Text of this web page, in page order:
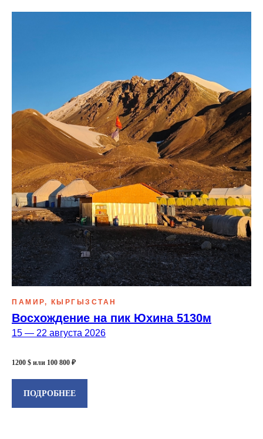
ПАМИР, КЫРГЫЗСТАН
Восхождение на пик Юхина 5130м
15 — 22 августа 2026
1200 $ или 100 800 ₽
ПОДРОБНЕЕ